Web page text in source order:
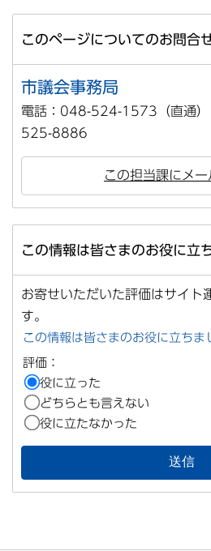
このページについてのお問合
市議会事務局
電話：048-524-1573（直通
525-8886
この担当課にメー
この情報は皆さまのお役に立
お寄せいただいた評価はサイト
す。
この情報は皆さまのお役に立ちま
評価：
役に立った
どちらとも言えない
役に立たなかった